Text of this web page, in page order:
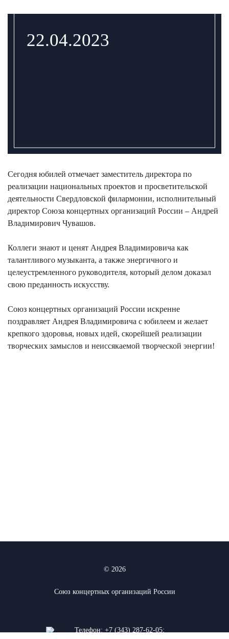
22.04.2023
Сегодня юбилей отмечает заместитель директора по
реализации национальных проектов и просветительской
деятельности Свердловской филармонии, исполнительный
директор Союза концертных организаций России – Андрей
Владимирович Чувашов.
Коллеги знают и ценят Андрея Владимировича как
талантливого музыканта, а также энергичного и
целеустремленного руководителя, который делом доказал
свою преданность искусству.
Союз концертных организаций России искренне
поздравляет Андрея Владимировича с юбилеем и желает
крепкого здоровья, новых идей, скорейшей реализации
творческих замыслов и неиссякаемой творческой энергии!
© 2026
Союз концертных организаций России
Телефон: +7 (343) 287-62-05;